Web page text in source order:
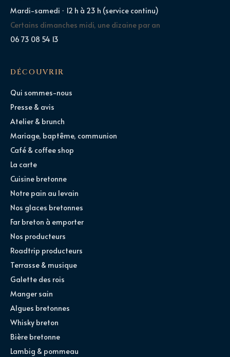
Mardi-samedi · 12 h à 23 h (service continu)
Certains dimanches midi, une dizaine par an
06 73 08 54 13
DÉCOUVRIR
Qui sommes-nous
Presse & avis
Atelier & brunch
Mariage, baptême, communion
Café & coffee shop
La carte
Cuisine bretonne
Notre pain au levain
Nos glaces bretonnes
Far breton à emporter
Nos producteurs
Roadtrip producteurs
Terrasse & musique
Galette des rois
Manger sain
Algues bretonnes
Whisky breton
Bière bretonne
Lambig & pommeau